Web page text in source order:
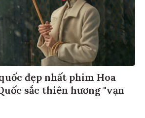
đẹp nhất phim Hoa
sắc thiên hương "vạn